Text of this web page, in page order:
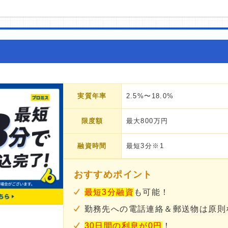
実質年率 2.5%〜18.0%
限度額 最大800万円
融資時間 最短3分※1
おすすめポイント
最短3分融資 も可能！
勤務先への電話連絡＆郵送物は原則
30日間の利息が0円
！